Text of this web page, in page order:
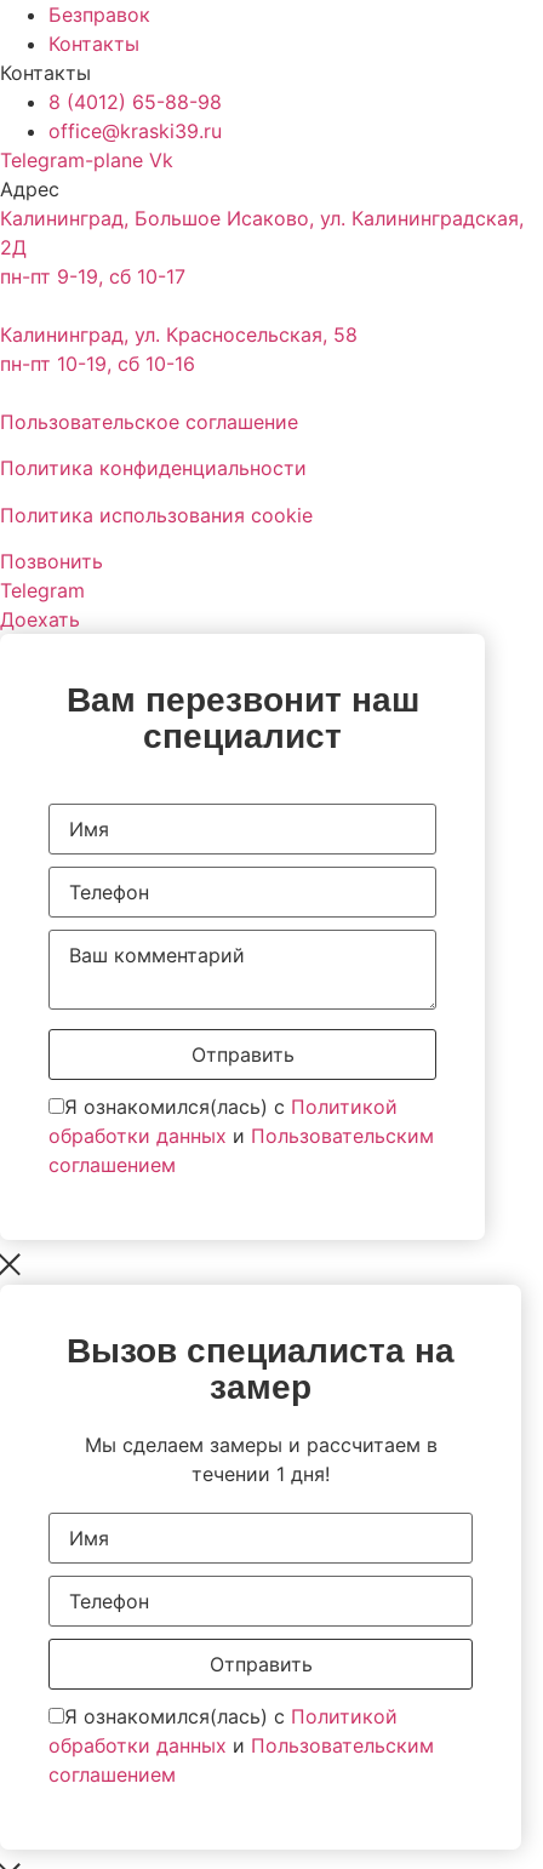
Безправок
Контакты
Контакты
8 (4012) 65-88-98
office@kraski39.ru
Telegram-plane Vk
Адрес
Калининград, Большое Исаково, ул. Калининградская,
2Д
пн-пт 9-19, сб 10-17
Калининград, ул. Красносельская, 58
пн-пт 10-19, сб 10-16
Пользовательское соглашение
Политика конфиденциальности
Политика использования cookie
Позвонить
Telegram
Доехать
Вам перезвонит наш
специалист
Отправить
Я ознакомился(лась) с Политикой
обработки данных и Пользовательским
соглашением
Вызов специалиста на
замер
Мы сделаем замеры и рассчитаем в
течении 1 дня!
Отправить
Я ознакомился(лась) с Политикой
обработки данных и Пользовательским
соглашением